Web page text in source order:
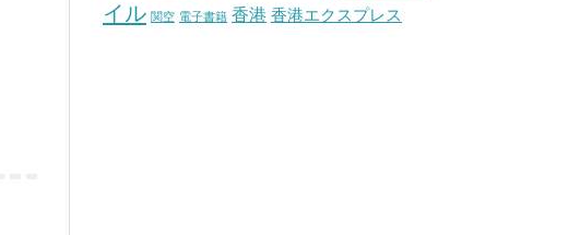
イル 関空 電子書籍 香港 香港エクスプレス